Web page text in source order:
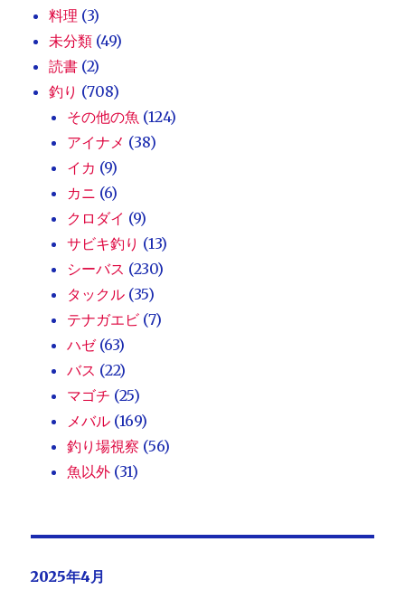
料理 (3)
未分類 (49)
読書 (2)
釣り (708)
その他の魚 (124)
アイナメ (38)
イカ (9)
カニ (6)
クロダイ (9)
サビキ釣り (13)
シーバス (230)
タックル (35)
テナガエビ (7)
ハゼ(63)
バス (22)
マゴチ (25)
メバル (169)
釣り場視察 (56)
魚以外 (31)
2025年4月